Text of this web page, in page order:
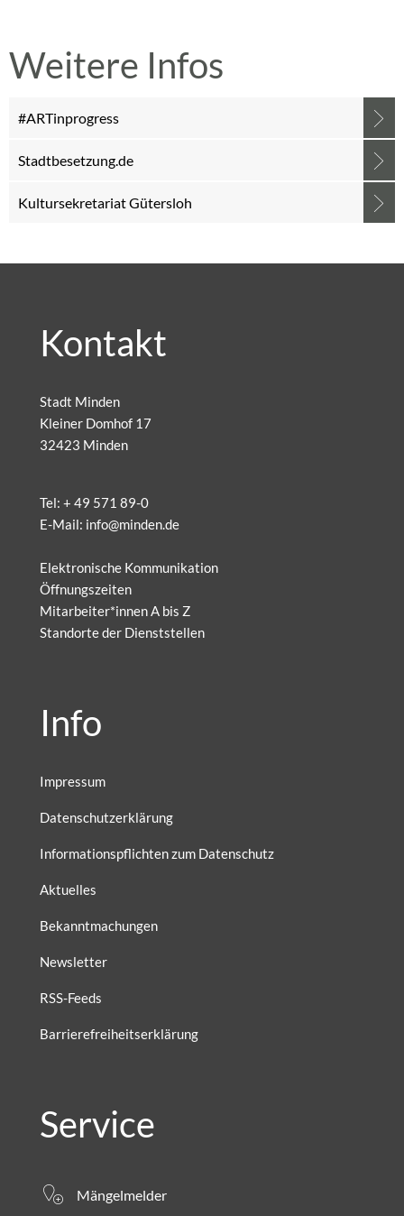
Weitere Infos
#ARTinprogress
Stadtbesetzung.de
Kultursekretariat Gütersloh
Kontakt
Stadt Minden
Kleiner Domhof 17
32423 Minden
Tel: + 49 571 89-0
E-Mail: info@minden.de
Elektronische Kommunikation
Öffnungszeiten
Mitarbeiter*innen A bis Z
Standorte der Dienststellen
Info
Impressum
Datenschutzerklärung
Informationspflichten zum Datenschutz
Aktuelles
Bekanntmachungen
Newsletter
RSS-Feeds
Barrierefreiheitserklärung
Service
Mängelmelder